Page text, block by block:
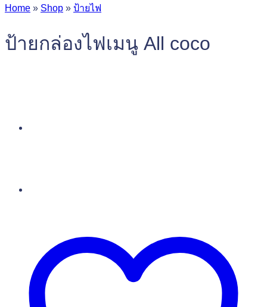
Home » Shop » ป้ายไฟ
ป้ายกล่องไฟเมนู All coco